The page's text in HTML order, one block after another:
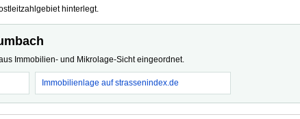
hinterlegt.
Immobilien- und Mikrolage-Sicht eingeordnet.
Immobilienlage auf strassenindex.de